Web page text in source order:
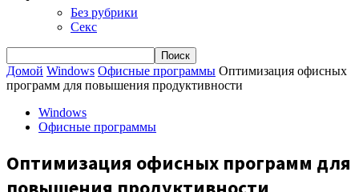
Без рубрики
Секс
Домой Windows Офисные программы Оптимизация офисных
программ для повышения продуктивности
Windows
Офисные программы
Оптимизация офисных программ для